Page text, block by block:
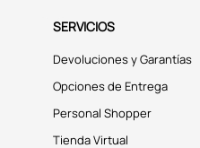
SERVICIOS
Devoluciones y Garantías
Opciones de Entrega
Personal Shopper
Tienda Virtual